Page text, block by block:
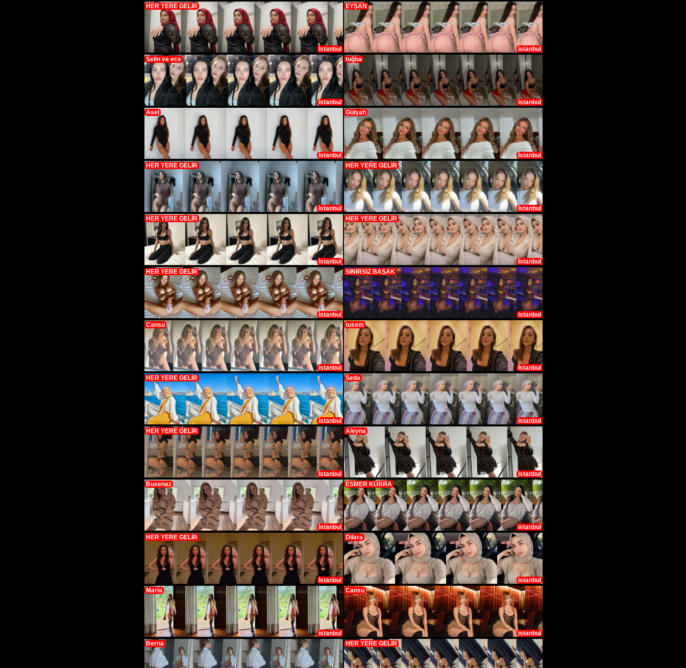
HER YERE GELİR
İstanbul
EYŞAN
istanbul
Selin ve ece
İstanbul
tuğba
istanbul
Asel
İstanbul
Gülşah
İstanbul
HER YERE GELİR
İstanbul
HER YERE GELİR
İstanbul
HER YERE GELİR
İstanbul
HER YERE GELİR
İstanbul
HER YERE GELİR
İstanbul
SINIRSIZ BAŞAK
istanbul
Cansu
istanbul
tusem
İstanbul
HER YERE GELİR
İstanbul
Seda
istanbul
HER YERE GELİR
İstanbul
Aleyna
istanbul
Busenaz
İstanbul
ESMER KÜBRA
istanbul
HER YERE GELİR
İstanbul
Dilara
istanbul
Maria
istanbul
Cansu
istanbul
Berna
HER YERE GELİR